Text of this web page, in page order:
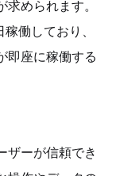
められます。
働しており、
即座に稼働する
ザーが信頼でき